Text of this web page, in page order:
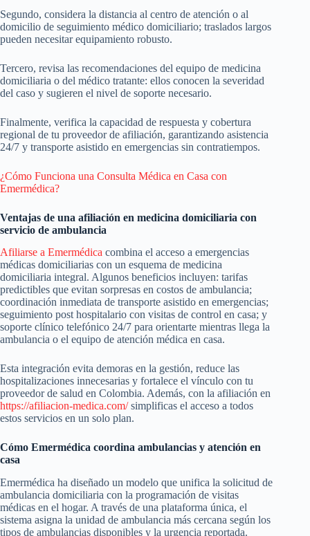
Segundo, considera la distancia al centro de atención o al
domicilio de seguimiento médico domiciliario; traslados largos
pueden necesitar equipamiento robusto.
Tercero, revisa las recomendaciones del equipo de medicina
domiciliaria o del médico tratante: ellos conocen la severidad
del caso y sugieren el nivel de soporte necesario.
Finalmente, verifica la capacidad de respuesta y cobertura
regional de tu proveedor de afiliación, garantizando asistencia
24/7 y transporte asistido en emergencias sin contratiempos.
¿Cómo Funciona una Consulta Médica en Casa con
Emermédica?
Ventajas de una afiliación en medicina domiciliaria con
servicio de ambulancia
Afiliarse a Emermédica combina el acceso a emergencias
médicas domiciliarias con un esquema de medicina
domiciliaria integral. Algunos beneficios incluyen: tarifas
predictibles que evitan sorpresas en costos de ambulancia;
coordinación inmediata de transporte asistido en emergencias;
seguimiento post hospitalario con visitas de control en casa; y
soporte clínico telefónico 24/7 para orientarte mientras llega la
ambulancia o el equipo de atención médica en casa.
Esta integración evita demoras en la gestión, reduce las
hospitalizaciones innecesarias y fortalece el vínculo con tu
proveedor de salud en Colombia. Además, con la afiliación en
https://afiliacion-medica.com/simplificas el acceso a todos
estos servicios en un solo plan.
Cómo Emermédica coordina ambulancias y atención en
casa
Emermédica ha diseñado un modelo que unifica la solicitud de
ambulancia domiciliaria con la programación de visitas
médicas en el hogar. A través de una plataforma única, el
sistema asigna la unidad de ambulancia más cercana según los
tipos de ambulancias disponibles y la urgencia reportada.